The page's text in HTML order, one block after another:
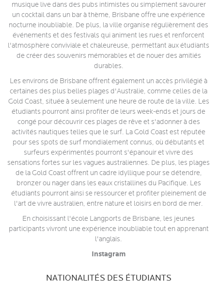
musique live dans des pubs intimistes ou simplement savourer
un cocktail dans un bar à thème, Brisbane offre une expérience
nocturne inoubliable. De plus, la ville organise régulièrement des
événements et des festivals qui animent les rues et renforcent
l'atmosphère conviviale et chaleureuse, permettant aux étudiants
de créer des souvenirs mémorables et de nouer des amitiés
durables.
Les environs de Brisbane offrent également un accès privilégié à
certaines des plus belles plages d'Australie, comme celles de la
Gold Coast, située à seulement une heure de route de la ville. Les
étudiants pourront ainsi profiter de leurs week-ends et jours de
congé pour découvrir ces plages de rêve et s'adonner à des
activités nautiques telles que le surf. La Gold Coast est réputée
pour ses spots de surf mondialement connus, où débutants et
surfeurs expérimentés pourront s'épanouir et vivre des
sensations fortes sur les vagues australiennes. De plus, les plages
de la Gold Coast offrent un cadre idyllique pour se détendre,
bronzer ou nager dans les eaux cristallines du Pacifique. Les
étudiants pourront ainsi se ressourcer et profiter pleinement de
l'art de vivre australien, entre nature et loisirs en bord de mer.
En choisissant l'école Langports de Brisbane, les jeunes
participants vivront une expérience inoubliable tout en apprenant
l'anglais.
Instagram
NATIONALITÉS DES ÉTUDIANTS